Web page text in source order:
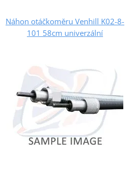
Náhon otáčkoměru Venhill K02-8-
101 58cm univerzální